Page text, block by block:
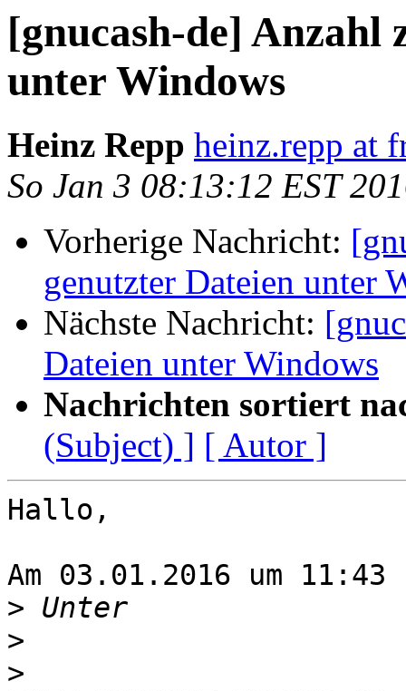
[gnucash-de] Anzahl
unter Windows
Heinz Repp heinz.repp at
So Jan 3 08:13:12 EST
Vorherige Nachricht:
genutzter Dateien unter
Nächste Nachricht:
Dateien unter Windows
Nachrichten sortiert
(Subject) ] [ Autor ]
Hallo,
Am 03.01.2016 um
>
>
>